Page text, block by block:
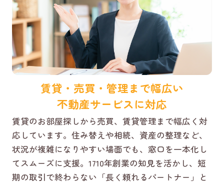
賃貸・売買・管理まで幅広い
不動産サービスに対応
賃貸のお部屋探しから売買、賃貸管理まで幅広く対
応しています。住み替えや相続、資産の整理など、
状況が複雑になりやすい場面でも、窓口を一本化し
てスムーズに支援。1710年創業の知見を活かし、短
期の取引で終わらない「長く頼れるパートナー」と